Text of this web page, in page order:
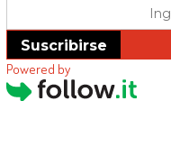
Suscribirse
Powered by